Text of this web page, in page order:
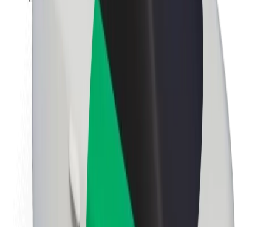
Apie „Bolt“
„Bolt“ tvarumo politika
Projektas „Zero“
Tinklaraštis
Naujienų centras
Prekių ženklo gairės
Investuotojams
Vadovybė
Prekės ženklas